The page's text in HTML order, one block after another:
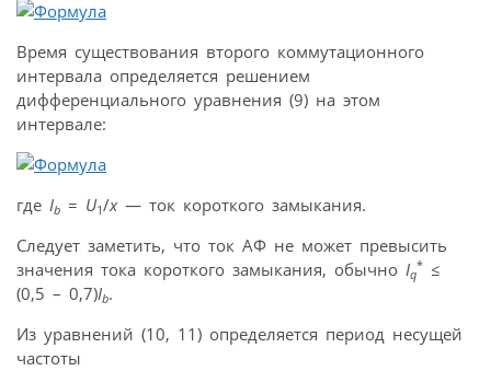
Время существования второго коммутационного
интервала определяется решением
дифференциального уравнения (9) на этом
интервале:
где Ib = U1/x— ток короткого замыкания.
Следует заметить, что ток АФ не может превысить
значения тока короткого замыкания, обычно Iq
* ≤
(0,5 – 0,7)Ib.
Из уравнений (10, 11) определяется период несущей
частоты